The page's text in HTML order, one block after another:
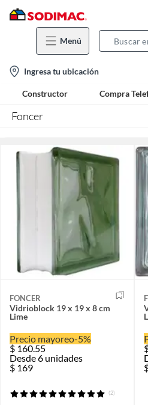
Menú
location-
icon
Ingresa tu ubicación
Constructor Compra
Foncer
FONCER
Vidrioblock 19 x 19 x 8 cm
Lime
Precio mayoreo-5%
$160.55
Desde 6 unidades
$ 169
(2)